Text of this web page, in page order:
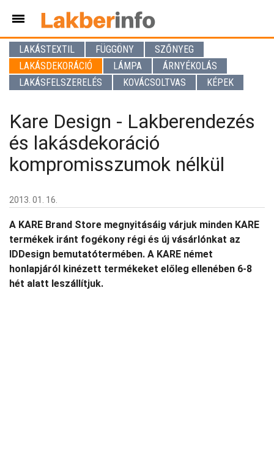
LAKÁSTEXTIL FÜGGÖNY
SZŐNYEG
LAKÁSDEKORÁCIÓ
LÁMPA
ÁRNYÉKOLÁS
LAKÁSFELSZERELÉS
KOVÁCSOLTVAS KÉPEK
Kare Design - Lakberendezés
és lakásdekoráció
kompromisszumok nélkül
2013. 01. 16.
A KARE Brand Store megnyitásáig várjuk minden KARE
termékek iránt fogékony régi és új vásárlónkat az
IDDesign bemutatótermében. A KARE német
honlapjáról kinézett termékeket előleg ellenében 6-8
hét alatt leszállítjuk.